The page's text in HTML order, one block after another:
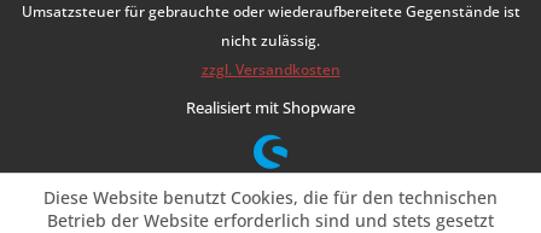
Umsatzsteuer für gebrauchte oder wiederaufbereitete Gegenstände ist
nicht zulässig.
zzgl. Versandkosten
Realisiert mit Shopware
Diese Website benutzt Cookies, die für den technischen
Betrieb der Website erforderlich sind und stets gesetzt